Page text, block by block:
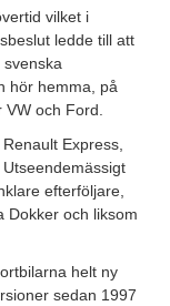
vilket i
ledde till att
hör hemma, på
och Ford.
Express,
efterföljare,
Dokker och liksom
helt ny
sedan 1997